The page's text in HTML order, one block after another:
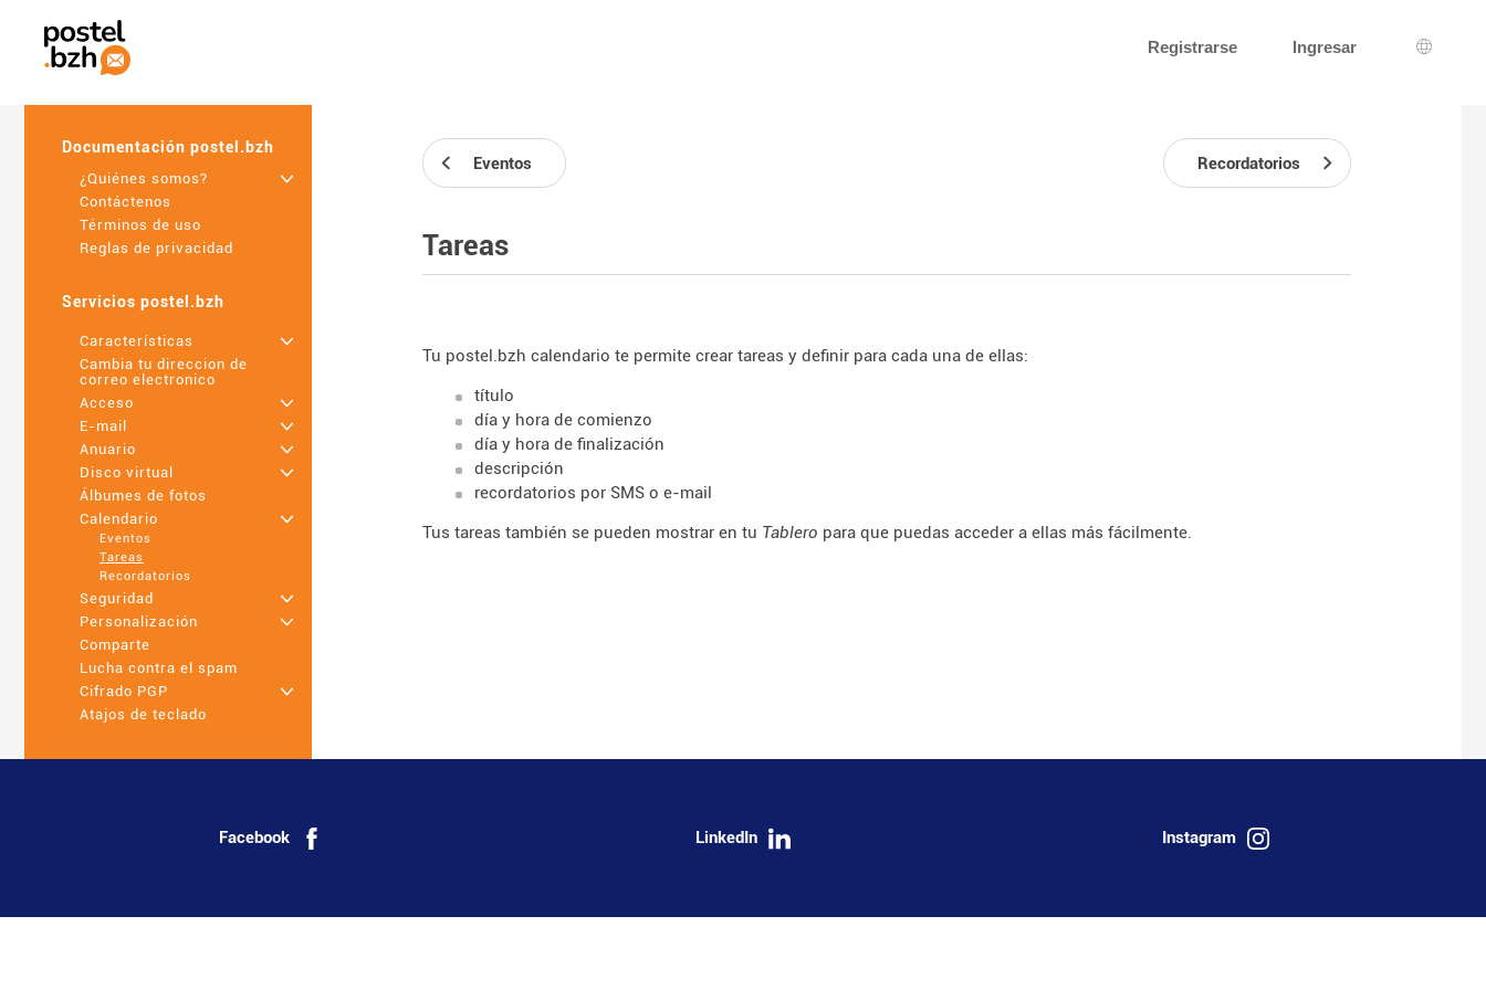
Registrarse Ingresar
Documentación postel.bzh
¿Quiénes somos?
+
Contáctenos
Términos de uso
Reglas de privacidad
Servicios postel.bzh
Características
+
Cambia tu direccion de
correo electronico
Acceso
+
E-mail
+
Anuario
+
Disco virtual
+
Álbumes de fotos
Calendario
+
Eventos
Tareas
Recordatorios
Seguridad
+
Personalización
+
Comparte
Lucha contra el spam
Cifrado PGP
+
Atajos de teclado
Eventos Recordatorios
Tareas
Tu postel.bzh calendario te permite crear tareas y definir para cada una de ellas:
título
día y hora de comienzo
día y hora de finalización
descripción
recordatorios por SMS o e-mail
Tus tareas también se pueden mostrar en tu Tablero para que puedas acceder a ellas más fácilmente.
Facebook LinkedIn Instagram